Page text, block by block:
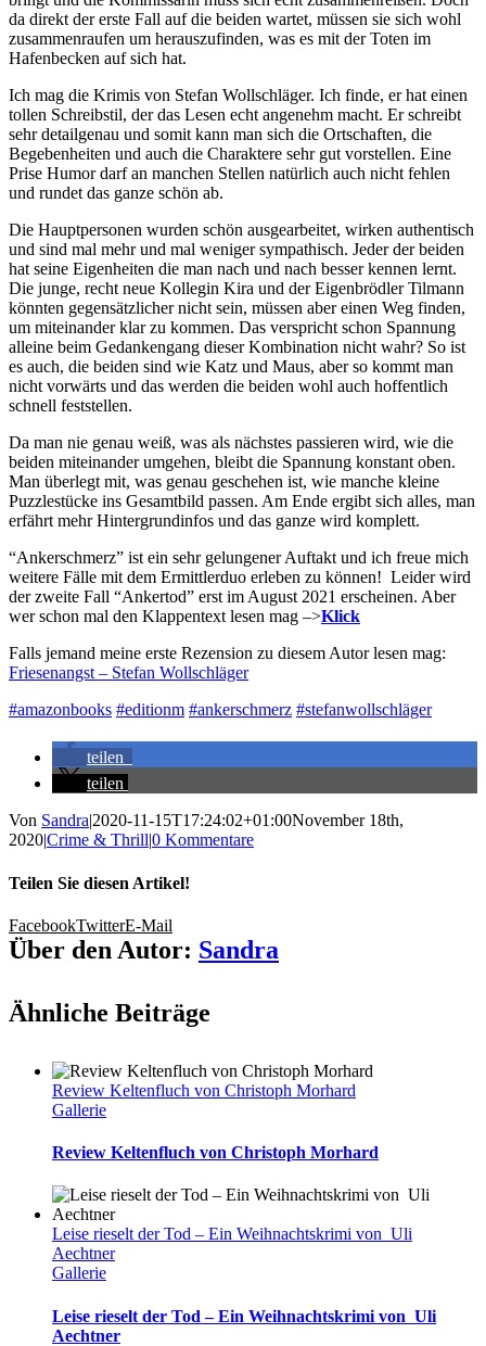
da direkt der erste Fall auf die beiden wartet, müssen sie sich wohl
zusammenraufen um herauszufinden, was es mit der Toten im
Hafenbecken auf sich hat.
Ich mag die Krimis von Stefan Wollschläger. Ich finde, er hat einen
tollen Schreibstil, der das Lesen echt angenehm macht. Er schreibt
sehr detailgenau und somit kann man sich die Ortschaften, die
Begebenheiten und auch die Charaktere sehr gut vorstellen. Eine
Prise Humor darf an manchen Stellen natürlich auch nicht fehlen
und rundet das ganze schön ab.
Die Hauptpersonen wurden schön ausgearbeitet, wirken authentisch
und sind mal mehr und mal weniger sympathisch. Jeder der beiden
hat seine Eigenheiten die man nach und nach besser kennen lernt.
Die junge, recht neue Kollegin Kira und der Eigenbrödler Tilmann
könnten gegensätzlicher nicht sein, müssen aber einen Weg finden,
um miteinander klar zu kommen. Das verspricht schon Spannung
alleine beim Gedankengang dieser Kombination nicht wahr? So ist
es auch, die beiden sind wie Katz und Maus, aber so kommt man
nicht vorwärts und das werden die beiden wohl auch hoffentlich
schnell feststellen.
Da man nie genau weiß, was als nächstes passieren wird, wie die
beiden miteinander umgehen, bleibt die Spannung konstant oben.
Man überlegt mit, was genau geschehen ist, wie manche kleine
Puzzlestücke ins Gesamtbild passen. Am Ende ergibt sich alles, man
erfährt mehr Hintergrundinfos und das ganze wird komplett.
“Ankerschmerz” ist ein sehr gelungener Auftakt und ich freue mich
weitere Fälle mit dem Ermittlerduo erleben zu können! Leider wird
der zweite Fall “Ankertod” erst im August 2021 erscheinen. Aber
wer schon mal den Klappentext lesen mag –>Klick
Falls jemand meine erste Rezension zu diesem Autor lesen mag:
Friesenangst – Stefan Wollschläger
#amazonbooks #editionm #ankerschmerz #stefanwollschläger
teilen
teilen
Von Sandra|2020-11-15T17:24:02+01:00November 18th,
2020|Crime & Thrill|0 Kommentare
Teilen Sie diesen Artikel!
FacebookTwitterE-Mail
Über den Autor: Sandra
Ähnliche Beiträge
Review Keltenfluch von Christoph Morhard
Gallerie
Review Keltenfluch von Christoph Morhard
Leise rieselt der Tod – Ein Weihnachtskrimi von Uli
Aechtner
Gallerie
Leise rieselt der Tod – Ein Weihnachtskrimi von Uli
Aechtner